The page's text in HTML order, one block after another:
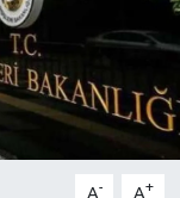
A- A+